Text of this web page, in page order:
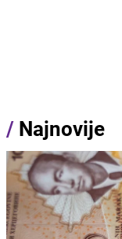
/ Najnovije